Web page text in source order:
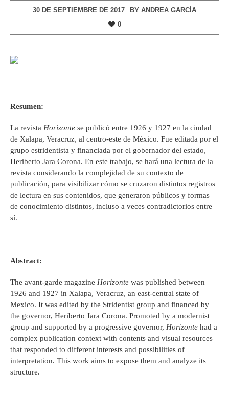
30 DE SEPTIEMBRE DE 2017 BY ANDREA GARCÍA
0
Resumen:
La revista Horizonte se publicó entre 1926 y 1927 en la ciudad
de Xalapa, Veracruz, al centro-este de México. Fue editada por el
grupo estridentista y financiada por el gobernador del estado,
Heriberto Jara Corona. En este trabajo, se hará una lectura de la
revista considerando la complejidad de su contexto de
publicación, para visibilizar cómo se cruzaron distintos registros
de lectura en sus contenidos, que generaron públicos y formas
de conocimiento distintos, incluso a veces contradictorios entre
sí.
Abstract:
The avant-garde magazine Horizonte was published between
1926 and 1927 in Xalapa, Veracruz, an east-central state of
Mexico. It was edited by the Stridentist group and financed by
the governor, Heriberto Jara Corona. Promoted by a modernist
group and supported by a progressive governor, Horizonte had a
complex publication context with contents and visual resources
that responded to different interests and possibilities of
interpretation. This work aims to expose them and analyze its
structure.